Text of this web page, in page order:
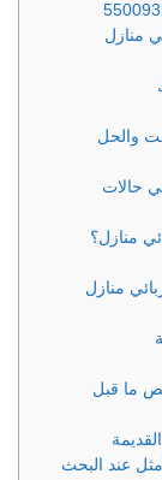
منازل
والحل
حالات
منازل؟
منازل
ما قبل
عند البحث